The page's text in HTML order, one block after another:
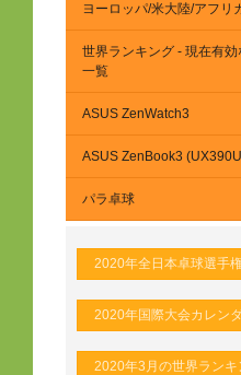
ヨーロッパ/米大陸/アフリ
世界ランキング - 現在有効
一覧
ASUS ZenWatch3
ASUS ZenBook3
パラ卓球
2020年全日本卓球選手
2020年国際大会カレン
2020年3月の世界ランキ